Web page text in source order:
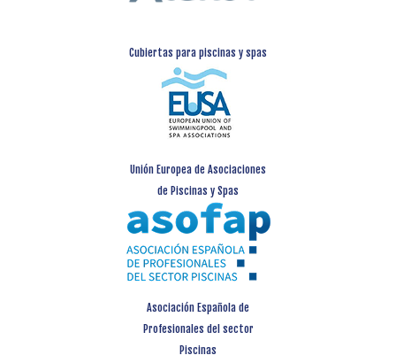
Cubiertas para piscinas y spas
Unión Europea de Asociaciones
de Piscinas y Spas
Asociación Española de
Profesionales del sector
Piscinas